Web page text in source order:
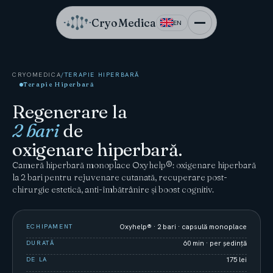
CryoMedica EN
CRYOMEDICA/TERAPIE HIPERBARĂ
Terapie Hiperbară
Regenerare la
2 baride
oxigenare hiperbară.
Cameră hiperbară monoplace Oxyhelp®: oxigenare hiperbară
la 2 bari pentru rejuvenare cutanată, recuperare post-
chirurgie estetică, anti-îmbătrânire și boost cognitiv.
ECHIPAMENT Oxyhelp® · 2 bari · capsulă monoplace
DURATĂ 60 min · per ședință
DE LA 175 lei